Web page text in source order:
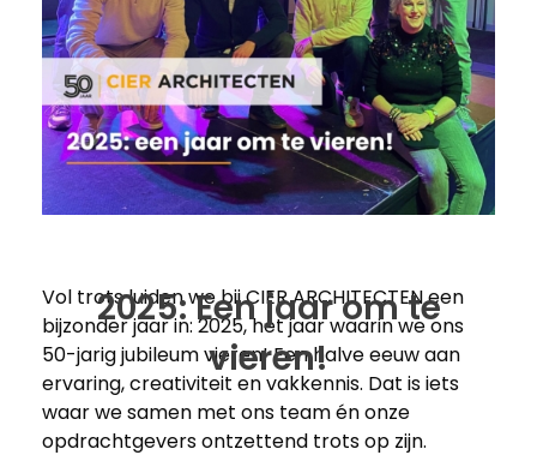
2025: Een jaar om te
vieren!
Vol trots luiden we bij CIER ARCHITECTEN een
bijzonder jaar in: 2025, het jaar waarin we ons
50-jarig jubileum vieren! Een halve eeuw aan
ervaring, creativiteit en vakkennis. Dat is iets
waar we samen met ons team én onze
opdrachtgevers ontzettend trots op zijn.